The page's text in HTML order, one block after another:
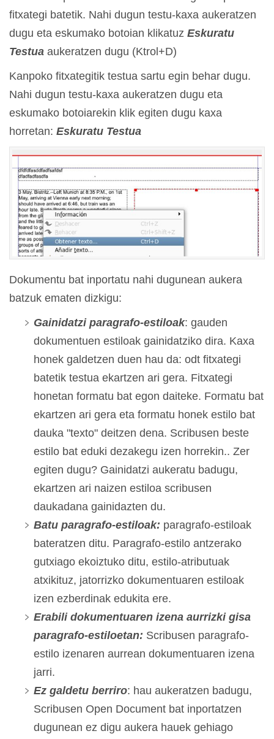
fitxategi batetik. Nahi dugun testu-kaxa aukeratzen
dugu eta eskumako botoian klikatuz Eskuratu
Testua aukeratzen dugu (Ktrol+D)
Kanpoko fitxategitik testua sartu egin behar dugu.
Nahi dugun testu-kaxa aukeratzen dugu eta
eskumako botoiarekin klik egiten dugu kaxa
horretan: Eskuratu Testua
Dokumentu bat inportatu nahi dugunean aukera
batzuk ematen dizkigu:
Gainidatzi paragrafo-estiloak: gauden
dokumentuen estiloak gainidatziko dira. Kaxa
honek galdetzen duen hau da: odt fitxategi
batetik testua ekartzen ari gera. Fitxategi
honetan formatu bat egon daiteke. Formatu bat
ekartzen ari gera eta formatu honek estilo bat
dauka "texto" deitzen dena. Scribusen beste
estilo bat eduki dezakegu izen horrekin.. Zer
egiten dugu? Gainidatzi aukeratu badugu,
ekartzen ari naizen estiloa scribusen
daukadana gainidazten du.
Batu paragrafo-estiloak: paragrafo-estiloak
bateratzen ditu. Paragrafo-estilo antzerako
gutxiago ekoiztuko ditu, estilo-atributuak
atxikituz, jatorrizko dokumentuaren estiloak
izen ezberdinak edukita ere.
Erabili dokumentuaren izena aurrizki gisa
paragrafo-estiloetan: Scribusen paragrafo-
estilo izenaren aurrean dokumentuaren izena
jarri.
Ez galdetu berriro: hau aukeratzen badugu,
Scribusen Open Document bat inportatzen
dugunean ez digu aukera hauek gehiago